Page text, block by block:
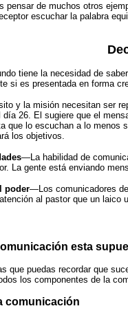
pensar de muchos otros
escuchar la palabra
tiene la necesidad de
si es presentada en forma
y la misión necesitan ser
día 26. El sugiere que el
que lo escuchan a lo menos
los objetivos.
—La habilidad de
La gente está enviando
poder—Los comunicadores
al pastor que un laico
esta
que puedas recordar que
los componentes de la
comunicación